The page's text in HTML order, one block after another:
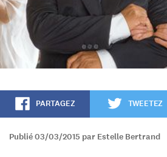
PARTAGEZ TWEETEZ
Publié 03/03/2015 par Estelle Bertrand